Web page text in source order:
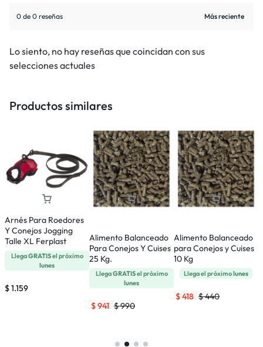
0 de 0 reseñas
Lo siento, no hay reseñas que coincidan con sus
selecciones actuales
Productos similares
Arnés Para Roedores
Y Conejos Jogging
Talle XL Ferplast
LlegaGRATISel próximo
lunes
$1.159
Alimento Balanceado
Para Conejos Y Cuises
25 Kg.
LlegaGRATISel próximo
lunes
$990
$941
Alimento Balanceado
para Conejos y Cuises
10 Kg
Llega el próximolunes
$440
$418